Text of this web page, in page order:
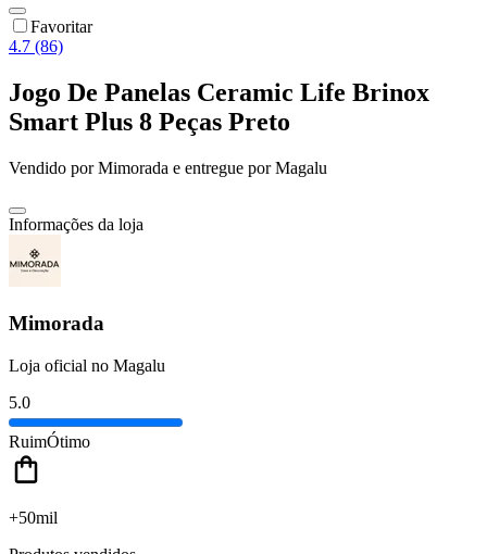
Favoritar
4.7 (86)
Jogo De Panelas Ceramic Life Brinox
Smart Plus 8 Peças Preto
Vendido porMimorada e entregue por Magalu
Informações da loja
Mimorada
Loja oficial no Magalu
5.0
RuimÓtimo
+50mil